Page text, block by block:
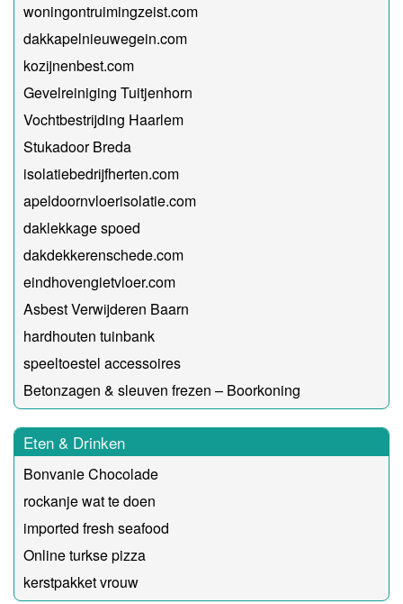
woningontruimingzeist.com
dakkapelnieuwegein.com
kozijnenbest.com
Gevelreiniging Tuitjenhorn
Vochtbestrijding Haarlem
Stukadoor Breda
isolatiebedrijfherten.com
apeldoornvloerisolatie.com
daklekkage spoed
dakdekkerenschede.com
eindhovengietvloer.com
Asbest Verwijderen Baarn
hardhouten tuinbank
speeltoestel accessoires
Betonzagen & sleuven frezen – Boorkoning
Eten & Drinken
Bonvanie Chocolade
rockanje wat te doen
imported fresh seafood
Online turkse pizza
kerstpakket vrouw